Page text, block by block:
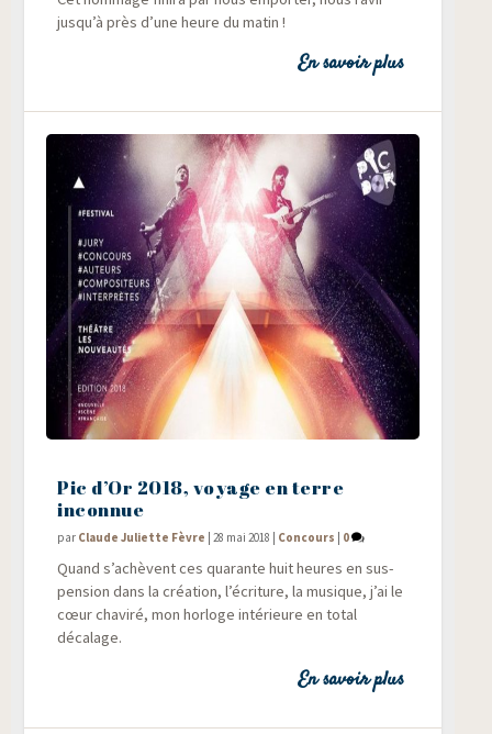
jusqu’à près d’une heure du matin !
En savoir plus
Pic d’Or 2018, voyage en terre
inconnue
par Claude Juliette Fèvre |28 mai 2018 Concours 0
Quand s’achèvent ces qua­rante huit heures en sus­
pen­sion dans la créa­tion, l’écriture, la musique, j’ai le
cœur cha­vi­ré, mon hor­loge inté­rieure en total
décalage.
En savoir plus